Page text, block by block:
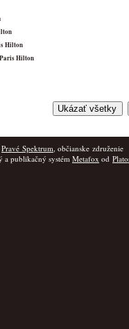
Hilton
Hilton
Pravé Spektrum, občianske združenie
a publikačný systém Metafox od